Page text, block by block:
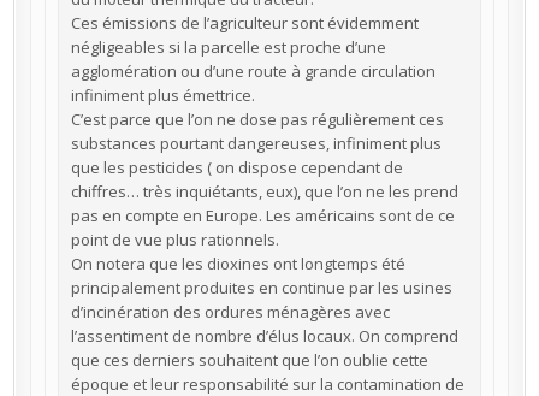
Ces émissions de l’agriculteur sont évidemment
négligeables si la parcelle est proche d’une
agglomération ou d’une route à grande circulation
infiniment plus émettrice.
C’est parce que l’on ne dose pas régulièrement ces
substances pourtant dangereuses, infiniment plus
que les pesticides ( on dispose cependant de
chiffres… très inquiétants, eux), que l’on ne les prend
pas en compte en Europe. Les américains sont de ce
point de vue plus rationnels.
On notera que les dioxines ont longtemps été
principalement produites en continue par les usines
d’incinération des ordures ménagères avec
l’assentiment de nombre d’élus locaux. On comprend
que ces derniers souhaitent que l’on oublie cette
époque et leur responsabilité sur la contamination de